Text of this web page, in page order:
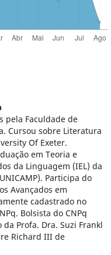
pela Faculdade de
Cursou sobre Literatura
Of Exeter.
em Teoria e
da Linguagem (IEL) da
Participa do
Avançados em
cadastrado no
Bolsista do CNPq
Profa. Dra. Suzi Frankl
Richard III de